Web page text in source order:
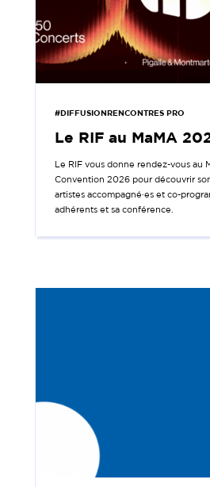
#DIFFUSIONRENCONTRES PRO
Le RIF au MaMA
Le RIF vous donne rendez-vous au
Convention 2026 pour découvrir
artistes accompagné·es et co-
adhérents et sa conférence.